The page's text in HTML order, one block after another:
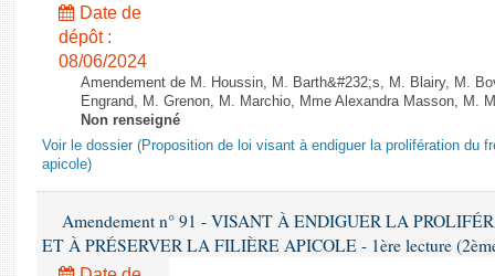
Date de
dépôt :
08/06/2024
Amendement de M. Houssin, M. Barth&#232;s, M. Blairy, M.
Engrand, M. Grenon, M. Marchio, Mme Alexandra Masson, M.
Non renseigné
Voir le dossier (Proposition de loi visant à endiguer la prolifération du
apicole)
Amendement n° 91 - VISANT À ENDIGUER LA
ET À PRÉSERVER LA FILIÈRE APICOLE - 1ère lecture